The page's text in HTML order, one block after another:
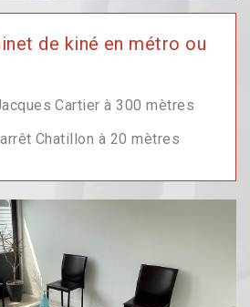
de kiné en métro ou
Cartier à 300 mètres
Chatillon à 20 mètres